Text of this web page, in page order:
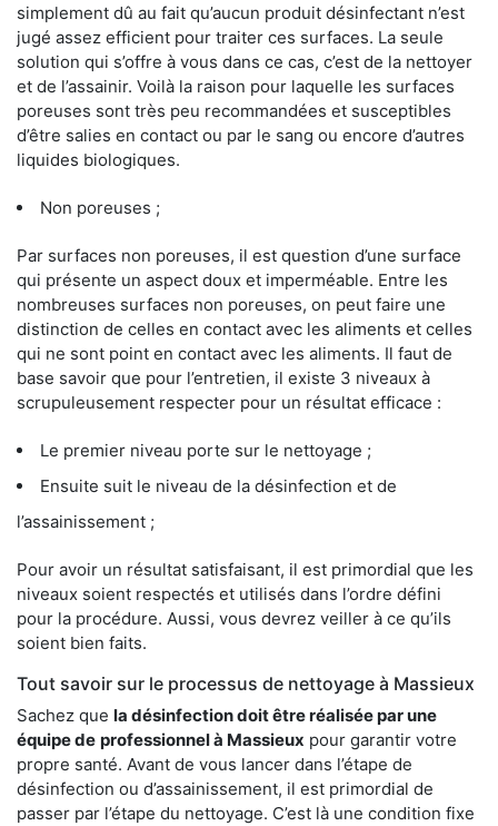
simplement dû au fait qu’aucun produit désinfectant n’est
jugé assez efficient pour traiter ces surfaces. La seule
solution qui s’offre à vous dans ce cas, c’est de la nettoyer
et de l’assainir. Voilà la raison pour laquelle les surfaces
poreuses sont très peu recommandées et susceptibles
d’être salies en contact ou par le sang ou encore d’autres
liquides biologiques.
Non poreuses ;
Par surfaces non poreuses, il est question d’une surface
qui présente un aspect doux et imperméable. Entre les
nombreuses surfaces non poreuses, on peut faire une
distinction de celles en contact avec les aliments et celles
qui ne sont point en contact avec les aliments. Il faut de
base savoir que pour l’entretien, il existe 3 niveaux à
scrupuleusement respecter pour un résultat efficace :
Le premier niveau porte sur le nettoyage ;
Ensuite suit le niveau de la désinfection et de
l’assainissement ;
Pour avoir un résultat satisfaisant, il est primordial que les
niveaux soient respectés et utilisés dans l’ordre défini
pour la procédure. Aussi, vous devrez veiller à ce qu’ils
soient bien faits.
Tout savoir sur le processus de nettoyage à Massieux
Sachez que la désinfection doit être réalisée par une
équipe de professionnel à Massieux pour garantir votre
propre santé. Avant de vous lancer dans l’étape de
désinfection ou d’assainissement, il est primordial de
passer par l’étape du nettoyage. C’est là une condition fixe